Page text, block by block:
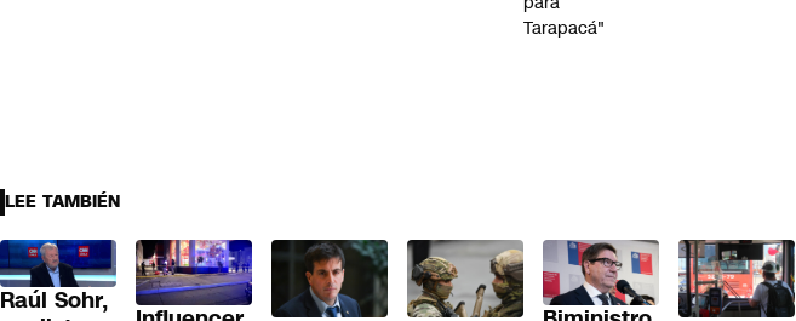
Tarapacá"
LEE TAMBIÉN
Raúl Sohr,